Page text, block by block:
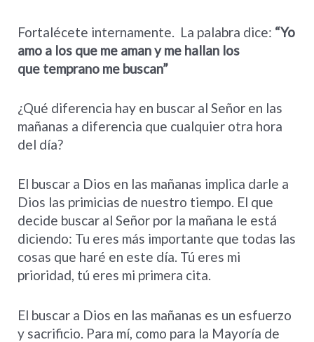
Fortalécete internamente. La palabra dice: “Yo
amo a los que me aman y me hallan los
que temprano me buscan”
¿Qué diferencia hay en buscar al Señor en las
mañanas a diferencia que cualquier otra hora
del día?
El buscar a Dios en las mañanas implica darle a
Dios las primicias de nuestro tiempo. El que
decide buscar al Señor por la mañana le está
diciendo: Tu eres más importante que todas las
cosas que haré en este día. Tú eres mi
prioridad, tú eres mi primera cita.
El buscar a Dios en las mañanas es un esfuerzo
y sacrificio. Para mí, como para la Mayoría de